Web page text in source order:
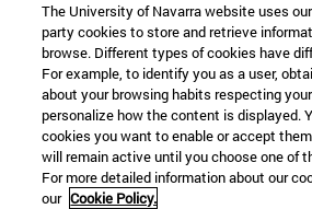
The University of Navarra website uses
party cookies to store and retrieve
browse. Different types of cookies have
For example, to identify you as a user,
about your browsing habits respecting
personalize how the content is displayed.
cookies you want to enable or accept
will remain active until you choose one of
For more detailed information about our
our Cookie Policy.